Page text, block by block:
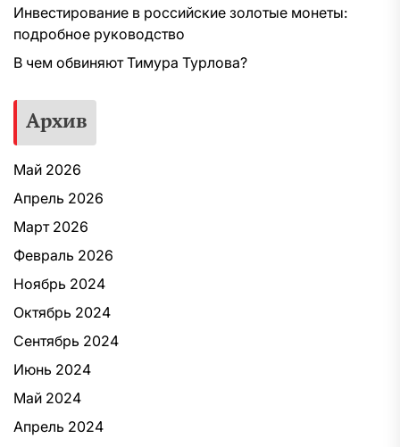
Инвестирование в российские золотые монеты:
подробное руководство
В чем обвиняют Тимура Турлова?
Архив
Май 2026
Апрель 2026
Март 2026
Февраль 2026
Ноябрь 2024
Октябрь 2024
Сентябрь 2024
Июнь 2024
Май 2024
Апрель 2024